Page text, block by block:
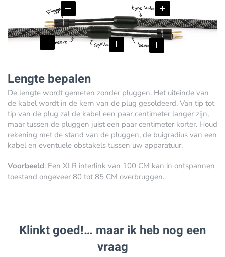
Lengte bepalen
De lengte wordt gemeten zonder pluggen. Het uiteinde van
de kabel wordt in de kern van de plug gesoldeerd. Van tip tot
tip van de plug zal de kabel een paar centimeter langer zijn,
maar tussen de pluggen juist een paar centimeter korter. Houd
rekening met de stand van de pluggen, de buigradius van een
kabel en eventuele obstakels tussen uw apparatuur.
Voorbeeld: Een XLR interlink van 100 CM kan in ontspannen
toestand ongeveer 80 tot 85 CM overbruggen.
Klinkt goed!… maar ik heb nog een
vraag